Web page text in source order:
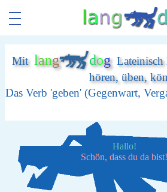
Mit lang dogLateinisch
hören, üben,
Das Verb 'geben' (Gegenwart,
Hallo!
Schön, dass du da bist!